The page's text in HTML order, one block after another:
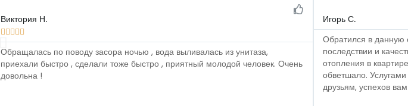
Виктория Н.
    
Обращалась по поводу засора ночью , вода выливалась из унитаза,
приехали быстро , сделали тоже быстро , приятный молодой человек. Очень
довольна !
Игорь С.
Обратился в данную
последствии и
отопления в
обветшало.
друзьям, успехов